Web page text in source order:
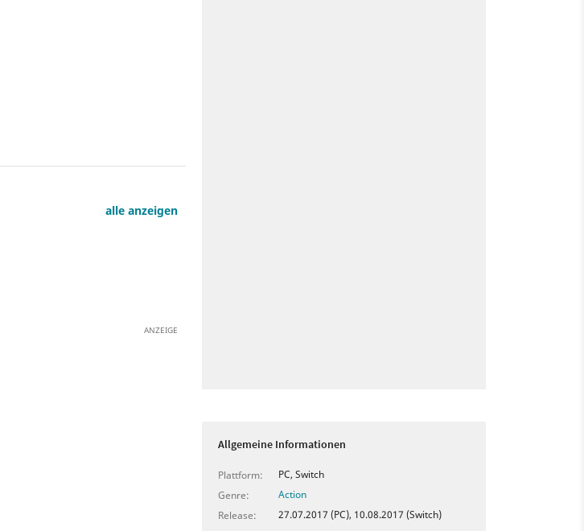
alle anzeigen
ANZEIGE
Allgemeine Informationen
Plattform:
PC, Switch
Genre:
Action
Release:
27.07.2017 (PC), 10.08.2017 (Switch)